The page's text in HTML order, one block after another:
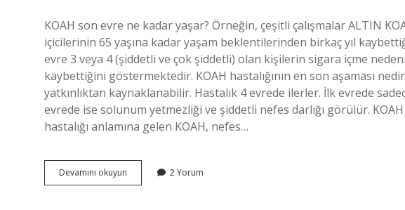
KOAH son evre ne kadar yaşar? Örneğin, çeşitli çalışmalar ALTIN
içicilerinin 65 yaşına kadar yaşam beklentilerinden birkaç yıl
evre 3 veya 4 (şiddetli ve çok şiddetli) olan kişilerin sigara içme
kaybettiğini göstermektedir. KOAH hastalığının en son aşaması
yatkınlıktan kaynaklanabilir. Hastalık 4 evrede ilerler. İlk evrede
evrede ise solunum yetmezliği ve şiddetli nefes darlığı görülür.
hastalığı anlamına gelen KOAH, nefes…
Devamını okuyun
Hastalığı
2 Yorum